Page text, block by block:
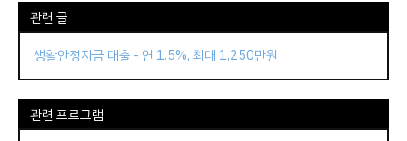
관련 글
생활안정자금 대출 - 연 1.5%, 최대 1,250만원
관련 프로그램